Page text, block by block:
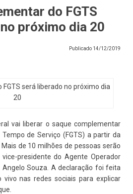
do FGTS
próximo dia 20
Publicado 14/12/2019
será liberado no próximo dia
20
vai liberar o saque complementar
de Serviço (FGTS) a partir da
de 10 milhões de pessoas serão
presidente do Agente Operador
Angelo Souza. A declaração foi feita
nas redes sociais para explicar